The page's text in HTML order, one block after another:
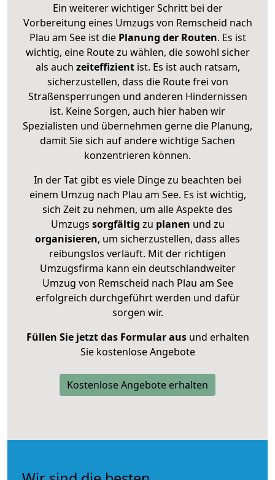
Ein weiterer wichtiger Schritt bei der
Vorbereitung eines Umzugs von Remscheid nach
Plau am See ist diePlanung der Routen. Es ist
wichtig, eine Route zu wählen, die sowohl sicher
als auch zeiteffizientist. Es ist auch ratsam,
sicherzustellen, dass die Route frei von
Straßensperrungen und anderen Hindernissen
ist. Keine Sorgen, auch hier haben wir
Spezialisten und übernehmen gerne die Planung,
damit Sie sich auf andere wichtige Sachen
konzentrieren können.
In der Tat gibt es viele Dinge zu beachten bei
einem Umzug nach Plau am See. Es ist wichtig,
sich Zeit zu nehmen, um alle Aspekte des
Umzugs sorgfältig zu planen und zu
organisieren, um sicherzustellen, dass alles
reibungslos verläuft. Mit der richtigen
Umzugsfirma kann ein deutschlandweiter
Umzug von Remscheid nach Plau am See
erfolgreich durchgeführt werden und dafür
sorgen wir.
Füllen Sie jetzt das Formular ausund erhalten
Sie kostenlose Angebote
Kostenlose Angebote erhalten